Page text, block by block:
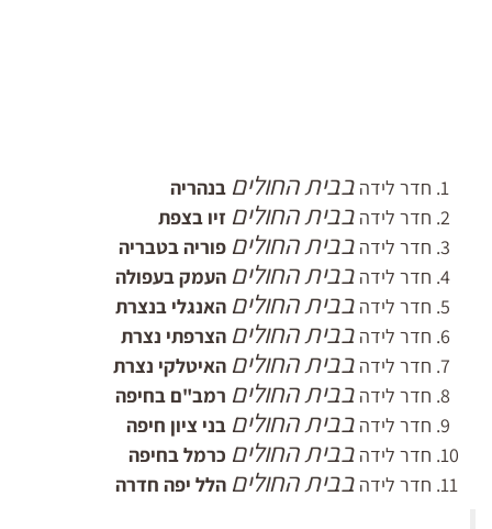
חדר לידה בבית החולים בנהריה
חדר לידה בבית החולים זיו בצפת
חדר לידה בבית החולים פוריה בטבריה
חדר לידה בבית החולים העמק בעפולה
חדר לידה בבית החולים האנגלי בנצרת
חדר לידה בבית החולים הצרפתי נצרת
חדר לידה בבית החולים האיטלקי נצרת
חדר לידה בבית החולים רמב"ם בחיפה
חדר לידה בבית החולים בני ציון חיפה
חדר לידה בבית החולים כרמל בחיפה
חדר לידה בבית החולים הלל יפה חדרה